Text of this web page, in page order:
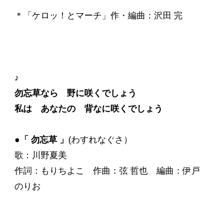
＊「ケロッ！とマーチ」作・編曲：沢田 完
♪
勿忘草なら 野に咲くでしょう
私は あなたの 背なに咲くでしょう
●「 勿忘草 」 (わすれなぐさ）
歌：川野夏美
‬作詞：もりちよこ 作曲：弦 哲也 編曲：伊戸
のりお